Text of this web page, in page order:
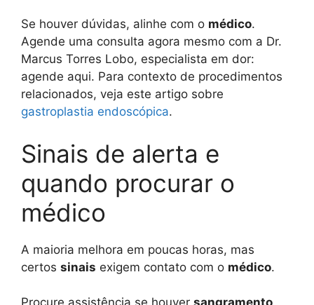
Se houver dúvidas, alinhe com o médico.
Agende uma consulta agora mesmo com a Dr.
Marcus Torres Lobo, especialista em dor:
agende aqui. Para contexto de procedimentos
relacionados, veja este artigo sobre
gastroplastia endoscópica.
Sinais de alerta e
quando procurar o
médico
A maioria melhora em poucas horas, mas
certos sinais exigem contato com o médico.